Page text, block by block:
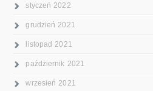
styczeń 2022
grudzień 2021
listopad 2021
październik 2021
wrzesień 2021